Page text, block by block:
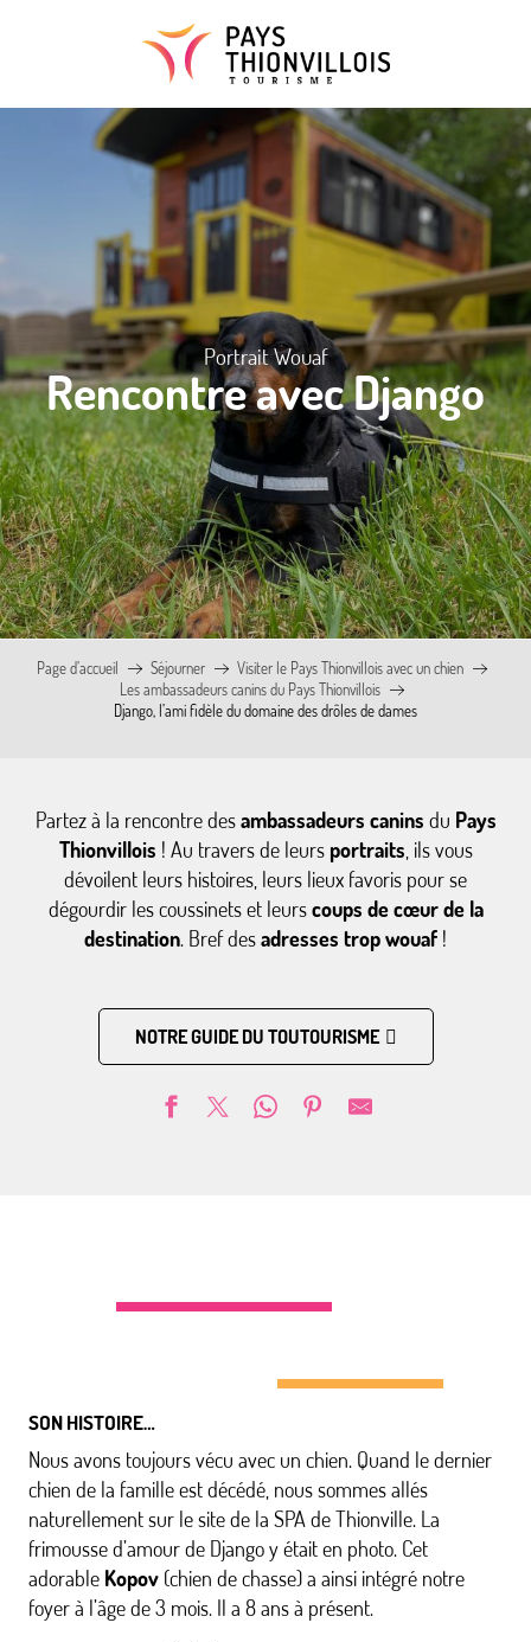
Portrait Wouaf
Rencontre avec Django
Page d’accueil Séjourner
Visiter le Pays Thionvillois avec un chien
Les ambassadeurs canins du Pays Thionvillois
Django, l’ami fidèle du domaine des drôles de dames
Partez à la rencontre desambassadeurs canins du Pays
Thionvillois ! Au travers de leurs portraits , ils vous
dévoilent leurs histoires, leurs lieux favoris pour se
dégourdir les coussinets et leurscoups de cœur de la
destination. Bref desadresses trop wouaf !
NOTRE GUIDE DU TOUTOURISME
SON HISTOIRE…
Nous avons toujours vécu avec un chien. Quand le dernier
chien de la famille est décédé, nous sommes allés
naturellement sur le site de la SPA de Thionville. La
frimousse d’amour de Django y était en photo. Cet
adorable Kopov (chien de chasse) a ainsi intégré notre
foyer à l’âge de 3 mois. Il a 8 ans à présent.